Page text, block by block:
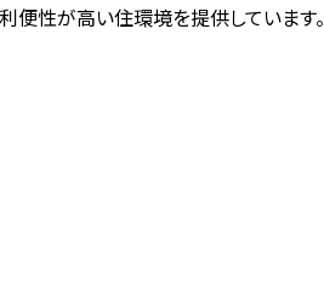
便性が高い住環境を提供しています。